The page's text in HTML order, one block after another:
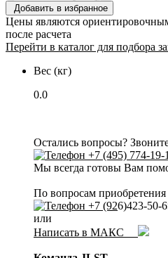
Добавить в избранное
Цены являются
после расчета
Перейти в каталог для подбора
Вес (кг)
0.0
Остались вопросы?
+7 (495) 774-19-
Мы всегда готовы Вам
По вопросам приобретения
+7 (926)423-50-
или
Написать в МАКС